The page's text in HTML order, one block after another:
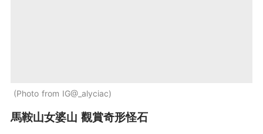
Photo from IG@_alyciac
馬鞍山女婆山 觀賞奇形怪石